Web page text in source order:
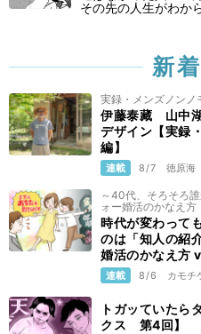
その先の人生がわか
新
実録・メンズノン
伊藤泰藏 山中
デザイン【実録
編】
連載 8/7 徳原海
～40代、そろそろ
ォー婚活のかなえ方
時代が変わって
のは「知人の紹
婚活のかなえ方
連載 8/6 カモチ
トガッていたら
クス 第4回】